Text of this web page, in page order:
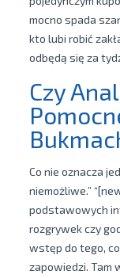
mocno spada
kto lubi robić
odbędą się za
Czy
Co nie oznacza
niemożliwe.”
podstawowych
rozgrywek czy
wstęp do tego,
zapowiedzi. Tam